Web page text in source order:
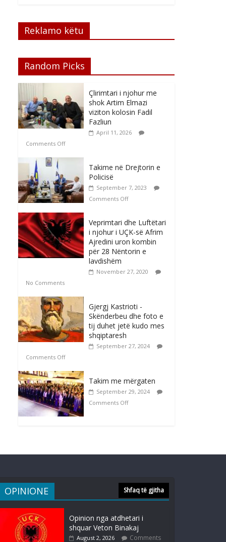
Reklamo këtu
Random Picks
Çlirimtari i njohur me
shok Artim Elmazi
viziton kolosin Fadil
Fazliun
April 11, 2026
Comments Off
Takime në Drejtorin e
Policisë
September 7, 2023
Comments Off
Veprimtari dhe Luftëtari
i njohur i UÇK-së Afrim
Ajredini uron kombin
për 28 Nëntorin e
lavdishëm
November 27, 2020
No Comments
Gjergj Kastrioti -
Skënderbeu dhe foto e
tij duhet jetë kudo mes
shqiptaresh
September 27, 2024
Comments Off
Takim me mërgaten
September 29, 2024
Comments Off
OPINIONE Shfaq të gjitha
Opinion nga atdhetari i
shquar Veton Binakaj
August 2, 2026 Comments